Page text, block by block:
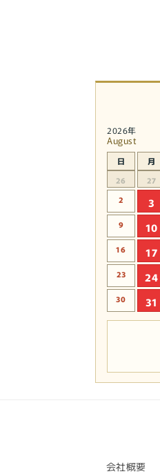
2026年
August
日 月
26
27
2
3
9 10
16 17
23 24
30 31
会社概要